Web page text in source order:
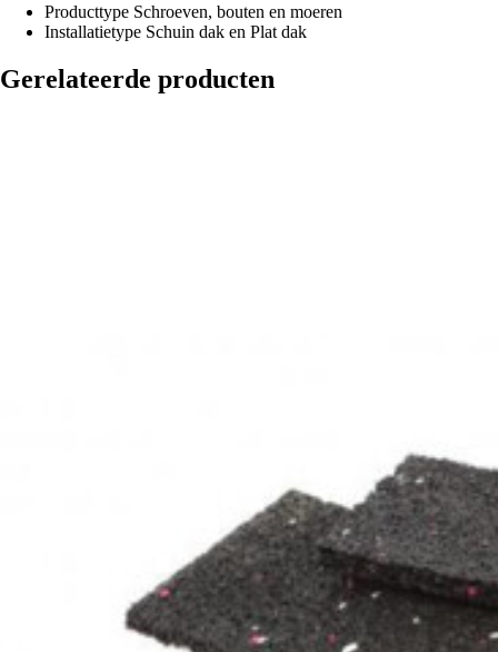
Producttype Schroeven, bouten en moeren
Installatietype Schuin dak en Plat dak
Gerelateerde producten